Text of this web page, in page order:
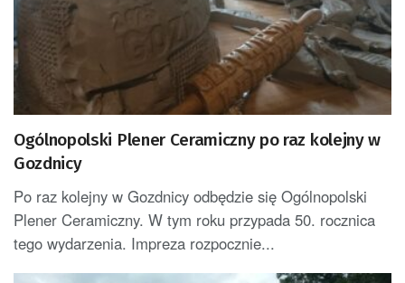
Ogólnopolski Plener Ceramiczny po raz kolejny w
Gozdnicy
Po raz kolejny w Gozdnicy odbędzie się Ogólnopolski
Plener Ceramiczny. W tym roku przypada 50. rocznica
tego wydarzenia. Impreza rozpocznie...